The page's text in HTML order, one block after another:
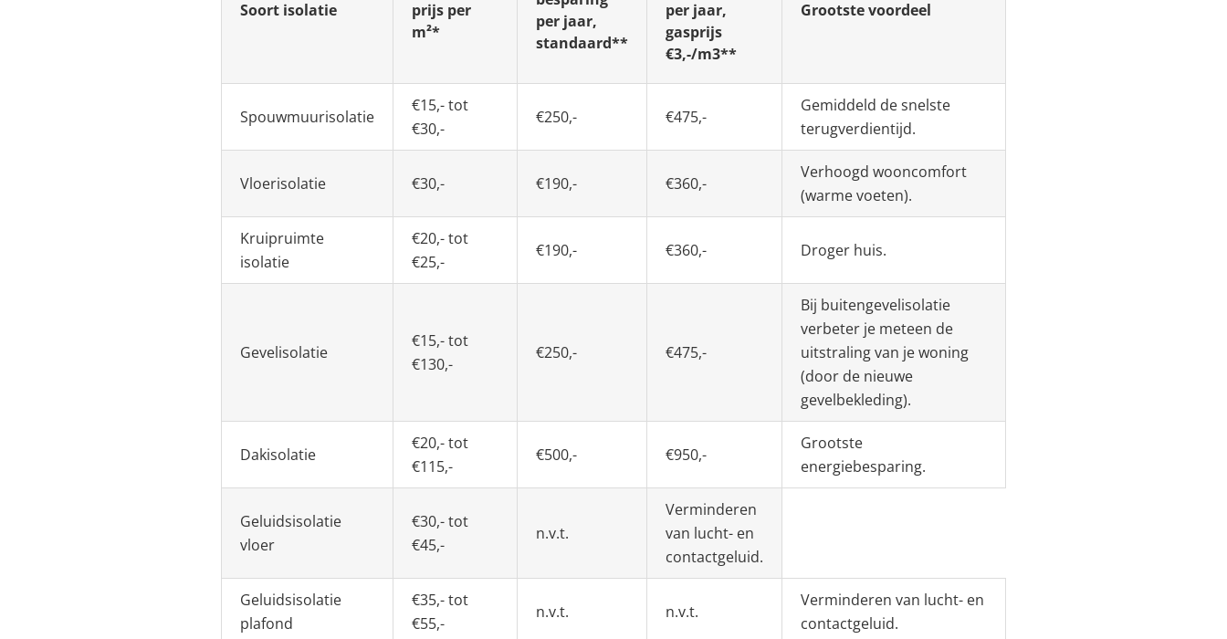
Soort isolatie
prijs per
m²*
per jaar,
standaard**
per jaar,
gasprijs
€3,-/m3**
Grootste voordeel
Spouwmuurisolatie
€15,- tot
€30,-
€250,- €475,-
Gemiddeld de snelste
terugverdientijd.
Vloerisolatie €30,- €190,- €360,-
Verhoogd wooncomfort
(warme voeten).
Kruipruimte
isolatie
€20,- tot
€25,-
€190,- €360,- Droger huis.
Gevelisolatie
€15,- tot
€130,-
€250,- €475,-
Bij buitengevelisolatie
verbeter je meteen de
uitstraling van je woning
(door de nieuwe
gevelbekleding).
Dakisolatie
€20,- tot
€115,-
€500,- €950,-
Grootste
energiebesparing.
Geluidsisolatie
vloer
€30,- tot
€45,-
n.v.t.
Verminderen
van lucht- en
contactgeluid.
Geluidsisolatie
plafond
€35,- tot
€55,-
n.v.t. n.v.t.
Verminderen van lucht- en
contactgeluid.